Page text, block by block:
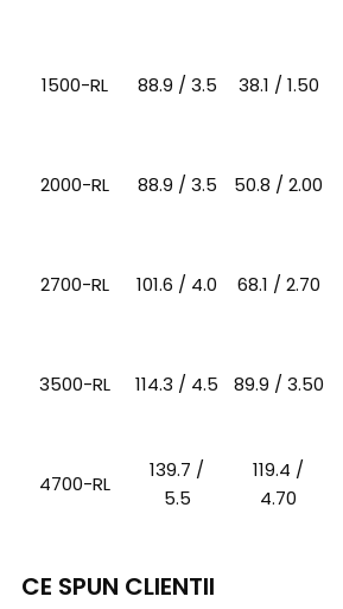
1500-RL 88.9 / 3.5 38.1 / 1.50
2000-RL 88.9 / 3.5 50.8 / 2.00
2700-RL 101.6 / 4.0 68.1 / 2.70
3500-RL 114.3 / 4.5 89.9 / 3.50
4700-RL
139.7 /
5.5
119.4 /
4.70
CE SPUN CLIENTII